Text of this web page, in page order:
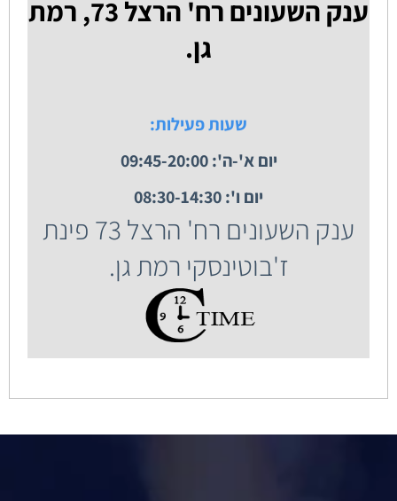
ענק השעונים רח' הרצל 73, רמת
גן.
שעות פעילות:
יום א'-ה': 09:45-20:00
יום ו': 08:30-14:30
ענק השעונים רח' הרצל 73 פינת
ז'בוטינסקי רמת גן.